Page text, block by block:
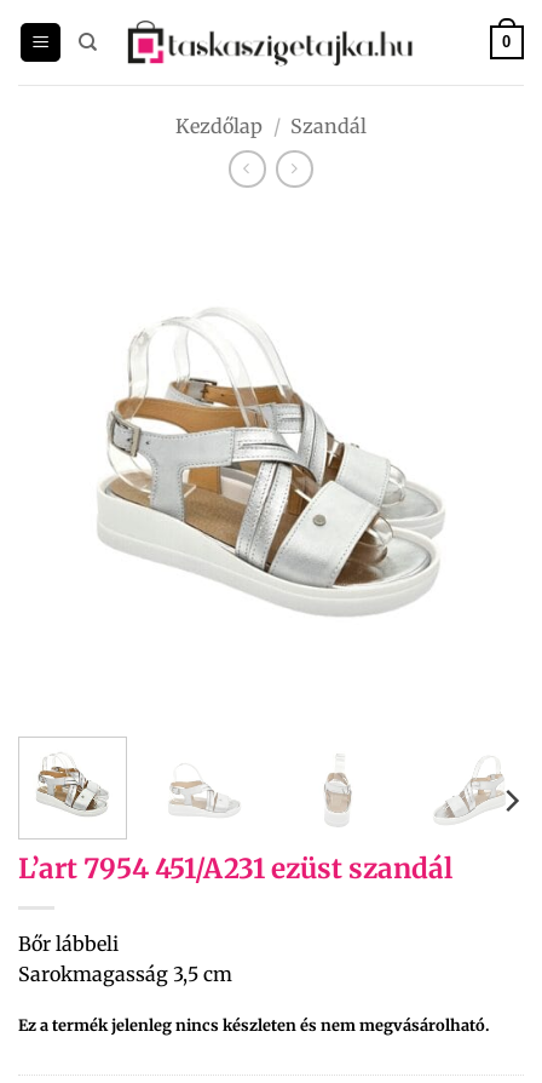
0
Kezdőlap / Szandál
L’art 7954 451/A231 ezüst szandál
Bőr lábbeli
Sarokmagasság 3,5 cm
Ez a termék jelenleg nincs készleten és nem megvásárolható.